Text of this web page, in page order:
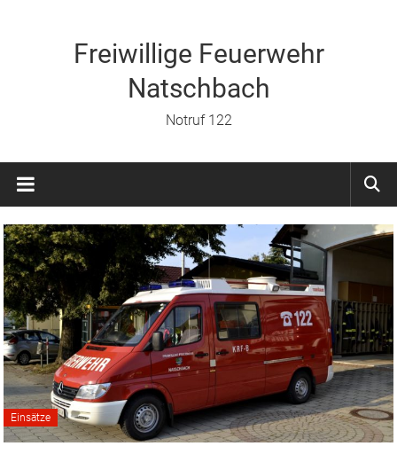
Freiwillige Feuerwehr
Natschbach
Notruf 122
Einsätze